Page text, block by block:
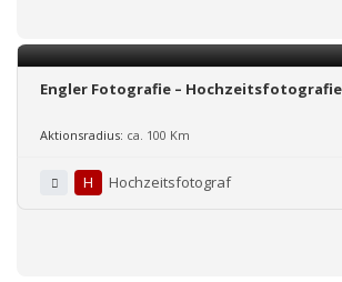
Engler Fotografie – Hochzeitsfotografie
Aktionsradius: ca. 100 Km
H Hochzeitsfotograf